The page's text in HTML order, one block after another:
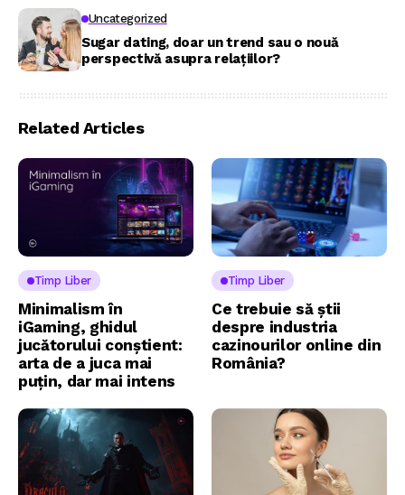
Uncategorized
Sugar dating, doar un trend sau o nouă
perspectivă asupra relațiilor?
Related Articles
Timp Liber
Minimalism în
iGaming, ghidul
jucătorului conștient:
arta de a juca mai
puțin, dar mai intens
Timp Liber
Ce trebuie să știi
despre industria
cazinourilor online din
România?